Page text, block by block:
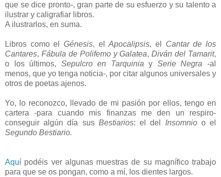
que se dice pronto-, gran parte de su esfuerzo y su talento a
ilustrar y caligrafiar libros.
A ilustrarlos, en suma.
Libros como el Génesis, elApocalipsis, el Cantar de los
Cantares, Fábula de Polifemo y Galatea,Diván del Tamarit,
o los últimos, Sepulcro en Tarquinia y Serie Negra -al
menos, que yo tenga noticia-, por citar algunos universales y
otros de poetas ajenos.
Yo, lo reconozco, llevado de mi pasión por ellos, tengo en
cartera -para cuando mis finanzas me den un respiro-
conseguir algún día sus Bestiarios: el del Insomnioo el
Segundo Bestiario.
Aquí podéis ver algunas muestras de su magnífico trabajo
para que se os pongan, como a mí, los dientes largos.